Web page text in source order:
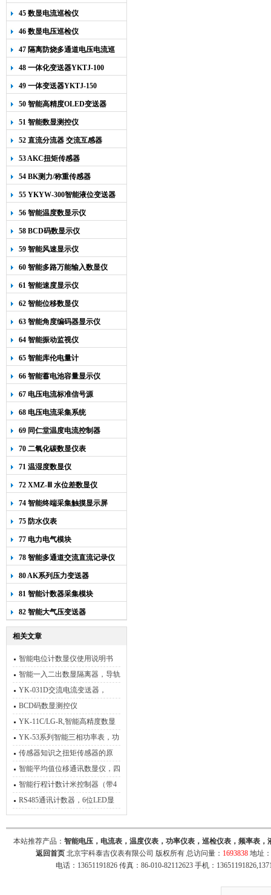
45 数显电流巡检仪
46 数显电压巡检仪
47 隔离防烧多通道电压电流巡
检仪
48 一体化变送器YKTJ-100
49 一体变送器YKTJ-150
50 智能高精度OLED变送器
YK-218
51 智能数显测控仪
52 直流分流器 交流互感器
53 AKC扭矩传感器
54 BK测力/称重传感器
55 YKYW-300智能液位变送器
56 智能温度数显示仪
58 BCD码数显示仪
59 智能风速显示仪
60 智能多路万能输入数显仪
61 智能速度显示仪
62 智能位移数显仪
63 智能角度编码器显示仪
64 智能振动监视仪
65 智能库伦电量计
66 智能蓄电池容量显示仪
67 电压电流标准信号源
68 电压电流采集系统
69 同仁堂温度电流控制器
70 二氧化碳数显仪表
71 温湿度数显仪
72 XMZ-Ⅲ 水位差数显仪
74 智能终端采集触摸显示屏
75 防水仪表
77 电力电气模块
78 智能多通道交流直流记录仪
80 AK系列压力变送器
81 智能计数器采集模块
82 智能大气压变送器
相关文章
智能电位计数显仪使用说明书
智能一入二出数显隔离器，导轨
数显隔离器
YK-031D交流电流变送器，
AC0-输出4-20mA
BCD码数显测控仪
YK-11C/LG-R,智能高精度数显
测控仪
YK-53系列智能三相功率表，功
率电能表，电参数功率表
传感器知识之扭矩传感器的原
理，资料
智能平均值位移通讯数显仪，四
通道位移平均值
智能行程计数计米控制器（带4
组开关量输出）
RS485通讯计数器，6位LED显
示通讯计数器
本站推荐产品： 智能电压，电流表，温度仪表，功率仪表，巡检仪表，频率表
返回首页 北京宇科泰吉仪表有限公司 版权所有 总访问量： 1693838 地址
电话：13651191826 传真：86-010-82112623 手机：